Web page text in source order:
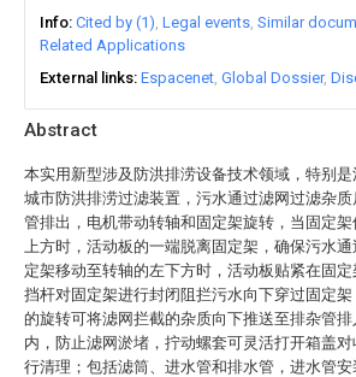
Abstract
本实用新型涉及防洪排涝设备技术领域，特别
城市防洪排涝过滤装置，污水通过滤网过滤杂
管排出，电机带动转轴和固定架旋转，当固定架
上方时，活动板的一端脱离固定架，确保污水通
定架移动至转轴的左下方时，活动板贴紧在固
挡杆对固定架进行封闭阻拦污水向下穿过固定架
的旋转可将滤网拦截的杂质向下推送至排杂管
内，防止滤网淤堵，拧动螺套可灵活打开箱盖
行清理；包括滤筒、进水管和排水管，进水管
Info Cited by (1) Legal events Similar
Related Applications
External links Espacenet Global Dossier